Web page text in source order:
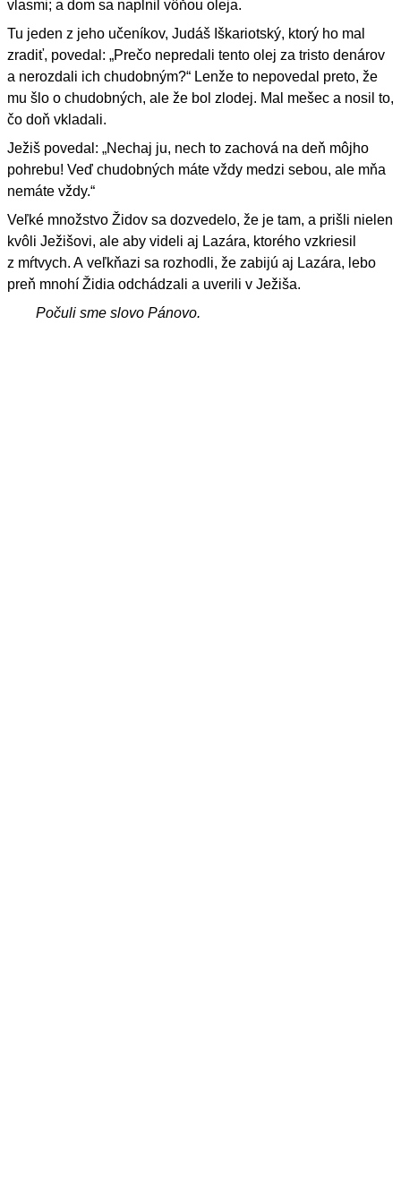
vlasmi; a dom sa naplnil vôňou oleja.
Tu jeden z jeho učeníkov, Judáš Iškariotský, ktorý ho mal
zradiť, povedal: „Prečo nepredali tento olej za tristo denárov
a nerozdali ich chudobným?“ Lenže to nepovedal preto, že
mu šlo o chudobných, ale že bol zlodej. Mal mešec a nosil to,
čo doň vkladali.
Ježiš povedal: „Nechaj ju, nech to zachová na deň môjho
pohrebu! Veď chudobných máte vždy medzi sebou, ale mňa
nemáte vždy.“
Veľké množstvo Židov sa dozvedelo, že je tam, a prišli nielen
kvôli Ježišovi, ale aby videli aj Lazára, ktorého vzkriesil
z mŕtvych. A veľkňazi sa rozhodli, že zabijú aj Lazára, lebo
preň mnohí Židia odchádzali a uverili v Ježiša.
Počuli sme slovo Pánovo.